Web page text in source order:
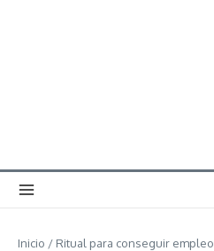
Inicio / Ritual para conseguir empleo